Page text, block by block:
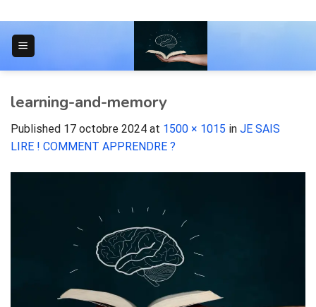
to
content
learning-and-memory
Published 17 octobre 2024 at 1500 × 1015 in JE SAIS
LIRE ! COMMENT APPRENDRE ?